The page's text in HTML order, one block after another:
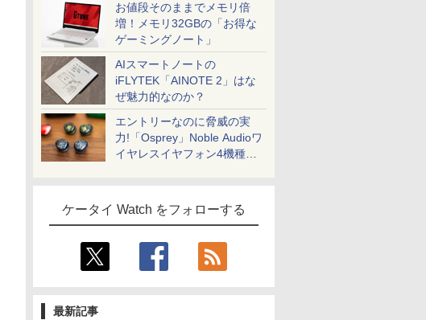
お値段そのままでメモリ倍
増！メモリ32GBの「お得な
ゲーミングノート」
AIスマートノートの
iFLYTEK「AINOTE 2」はな
ぜ魅力的なのか？
エントリーなのに脅威の実
力!「Osprey」Noble Audioワ
イヤレスイヤフォン4機種を
ケータイ Watch をフォローする
最新記事